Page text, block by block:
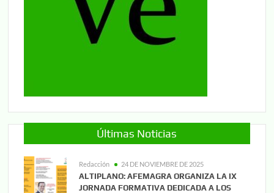
Últimas Noticias
Redacción 24 DE NOVIEMBRE DE 2025
ALTIPLANO: AFEMAGRA ORGANIZA LA IX
JORNADA FORMATIVA DEDICADA A LOS